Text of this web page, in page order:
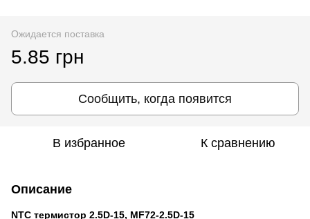
Ожидается поставка
5.85 грн
Сообщить, когда появится
В избранное К сравнению
Описание
NTC термистор 2.5D-15, MF72-2.5D-15